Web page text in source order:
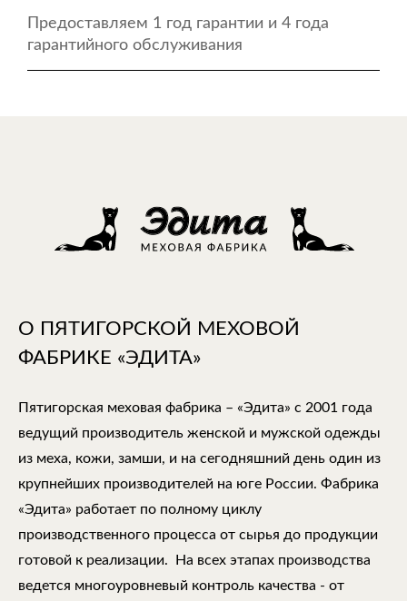
Предоставляем 1 год гарантии и 4 года
гарантийного обслуживания
О ПЯТИГОРСКОЙ МЕХОВОЙ
ФАБРИКЕ «ЭДИТА»
Пятигорская меховая фабрика – «Эдита» с 2001 года
ведущий производитель женской и мужской одежды
из меха, кожи, замши, и на сегодняшний день один из
крупнейших производителей на юге России. Фабрика
«Эдита» работает по полному циклу
производственного процесса от сырья до продукции
готовой к реализации. На всех этапах производства
ведется многоуровневый контроль качества - от